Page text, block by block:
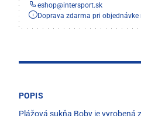
eshop@intersport.sk
Doprava zdarma pri
POPIS
Plážová sukňa Boby je vyrobená